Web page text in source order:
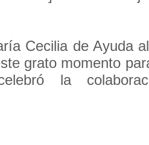
Cecilia de Ayuda
grato momento
la